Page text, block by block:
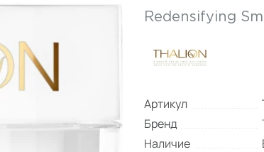
Redensifying
Артикул
Бренд
Наличие